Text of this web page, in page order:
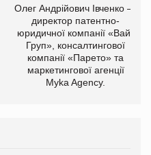
Олег Андрійович Івченко —
директор патентно-
юридичної компанії «Вайз
Груп», консалтингової
компанії «Парето» та
маркетингової агенції
Myka Agency.